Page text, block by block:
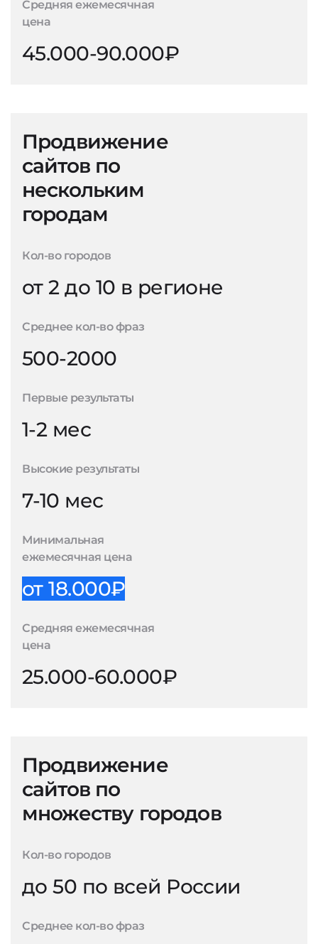
Средняя ежемесячная
цена
45.000-90.000₽
Продвижение
сайтов по
нескольким
городам
Кол-во городов
от 2 до 10 в регионе
Среднее кол-во фраз
500-2000
Первые результаты
1-2 мес
Высокие результаты
7-10 мес
Минимальная
ежемесячная цена
от 18.000₽
Средняя ежемесячная
цена
25.000-60.000₽
Продвижение
сайтов по
множеству городов
Кол-во городов
до 50 по всей России
Среднее кол-во фраз